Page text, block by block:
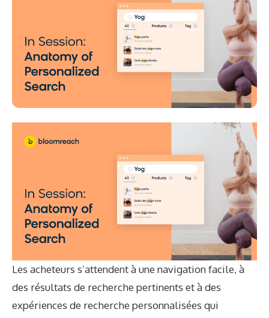
Les acheteurs s’attendent à une navigation facile, à
des résultats de recherche pertinents et à des
expériences de recherche personnalisées qui